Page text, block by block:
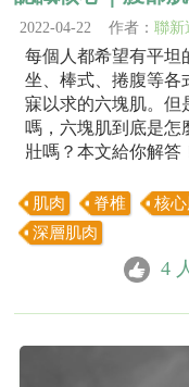
2022-04-22 作者： 聯新
每個人都希望有平坦
坐、棒式、捲腹等各
寐以求的六塊肌。但
嗎，六塊肌到底是怎
壯嗎？本文給你解答
肌肉 脊椎 核
深層肌肉
4